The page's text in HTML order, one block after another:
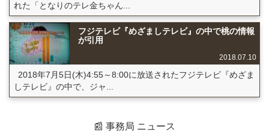
れた「となりのテレ金ちゃん...
フジテレビ『めざましテレビ』の中で桃の情報
が引用
2018.07.10
2018年7月5日(木)4:55～8:00に放送されたフジテレビ『めざま
しテレビ』の中で、ジャ...
📰 事務局 ニュース